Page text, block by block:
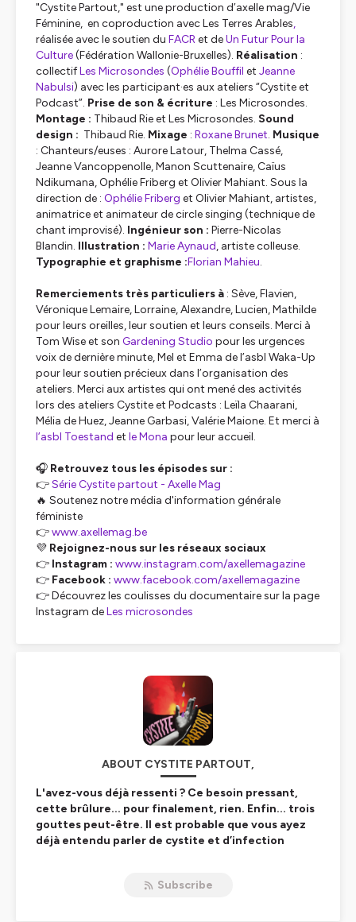
"Cystite Partout," est une production d’axelle mag/Vie
Féminine, en coproduction avec Les Terres Arables,
réalisée avec le soutien du FACRet deUn Futur Pour la
Culture(Fédération Wallonie-Bruxelles). Réalisation :
collectifLes Microsondes (Ophélie Bouffil et Jeanne
Nabulsi) avec les participant·es aux ateliers “Cystite et
Podcast”. Prise de son & écriture : Les Microsondes.
Montage : Thibaud Rie et Les Microsondes. Sound
design : Thibaud Rie. Mixage : Roxane Brunet. Musique
: Chanteurs/euses : Aurore Latour, Thelma Cassé,
Jeanne Vancoppenolle, Manon Scuttenaire, Caïus
Ndikumana, Ophélie Friberg et Olivier Mahiant. Sous la
direction de : Ophélie Friberg et Olivier Mahiant, artistes,
animatrice et animateur de circle singing (technique de
chant improvisé). Ingénieur son : Pierre-Nicolas
Blandin. Illustration : Marie Aynaud, artiste colleuse.
Typographie et graphisme :Florian Mahieu.
Remerciements très particuliers à : Sève, Flavien,
Véronique Lemaire, Lorraine, Alexandre, Lucien, Mathilde
pour leurs oreilles, leur soutien et leurs conseils. Merci à
Tom Wise et son Gardening Studio pour les urgences
voix de dernière minute, Mel et Emma de l’asbl Waka-Up
pour leur soutien précieux dans l’organisation des
ateliers. Merci aux artistes qui ont mené des activités
lors des ateliers Cystite et Podcasts : Leïla Chaarani,
Mélia de Huez, Jeanne Garbasi, Valérie Maione. Et merci à
l’asbl Toestand et le Mona pour leur accueil.
🎧 Retrouvez tous les épisodes sur :
👉Série Cystite partout - Axelle Mag
🔥 Soutenez notre média d'information générale
féministe
👉www.axellemag.be
💜 Rejoignez-nous sur les réseaux sociaux
👉 Instagram : www.instagram.com/axellemagazine
👉 Facebook : www.facebook.com/axellemagazine
👉 Découvrez les coulisses du documentaire sur la page
Instagram deLes microsondes
ABOUT CYSTITE PARTOUT,
L'avez-vous déjà ressenti ? Ce besoin pressant,
cette brûlure... pour finalement, rien. Enfin... trois
gouttes peut-être. Il est probable que vous ayez
déjà entendu parler de cystite et d’infection
médecine, cette pathologie largement répandue
Subscribe